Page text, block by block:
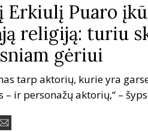
Erkiulį Puaro
religiją: turiu
gėriui
tarp aktorių, kurie yra
– ir personažų aktorių,“ –